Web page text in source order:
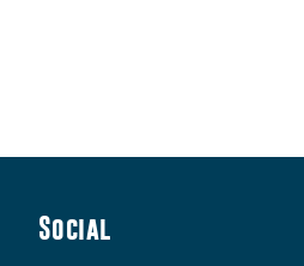
Social